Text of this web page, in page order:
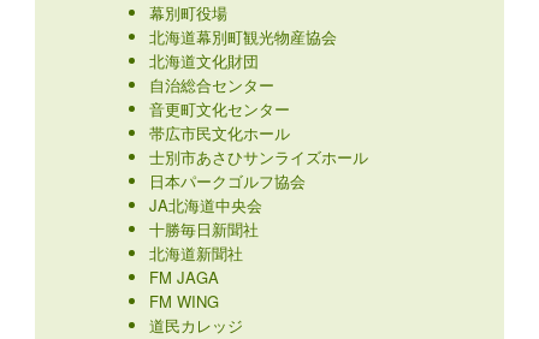
幕別町役場
北海道幕別町観光物産協会
北海道文化財団
自治総合センター
音更町文化センター
帯広市民文化ホール
士別市あさひサンライズホール
日本パークゴルフ協会
JA北海道中央会
十勝毎日新聞社
北海道新聞社
FM JAGA
FM WING
道民カレッジ